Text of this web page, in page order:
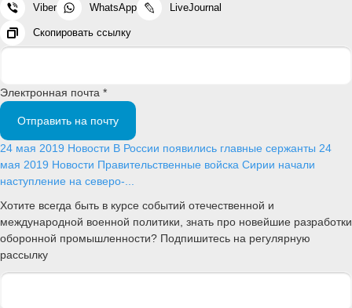
Viber WhatsApp LiveJournal
Скопировать ссылку
Электронная почта *
Отправить на почту
24 мая 2019 Новости В России появились главные сержанты 24
мая 2019 Новости Правительственные войска Сирии начали
наступление на северо-...
Хотите всегда быть в курсе событий отечественной и
международной военной политики, знать про новейшие разработки
оборонной промышленности? Подпишитесь на регулярную
рассылку